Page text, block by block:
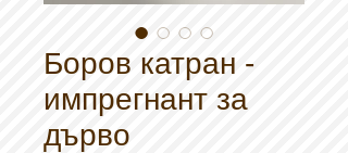
Боров катран -
импрегнант за
дърво